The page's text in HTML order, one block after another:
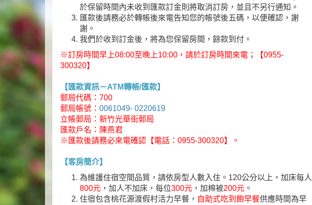
於保留時間內未收到匯款訂金則將取消訂房，並且不另行通知。
匯款後請務必於轉帳後來電告知您的帳號後五碼，以便確認，謝
謝。
我們於收到訂金後，將為您保留房間，餘款到付。
※訂房時間早上08:00至晚上10:00，請於訂房時間來電；【0955-
300320】
【匯款資訊－ATM轉帳/匯款】
郵局代碼：700
郵局帳號： 0061049- 0220619
立帳郵局：新竹光華街郵局
匯款戶名：陳燕君
※匯款後請務必來電確認【電話：0955-300320】。
【客房簡介】
為維護住宿空間品質，請依房型人數入住。120公分以上，加床每人
800元 ，加人不加床，每位300元 ，加棉被200元 。
住宿包含桃花源渡假村活力早餐， 自助式吃到飽早餐供應時間為早